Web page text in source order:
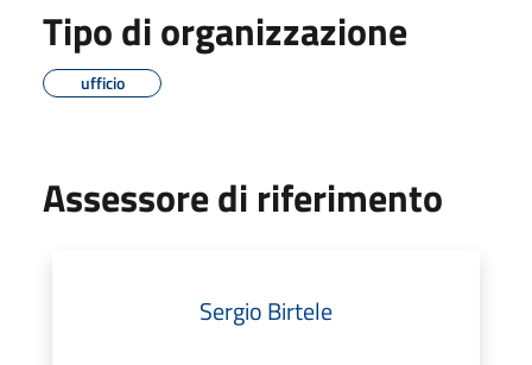
Tipo di organizzazione
ufficio
Assessore di riferimento
Sergio Birtele